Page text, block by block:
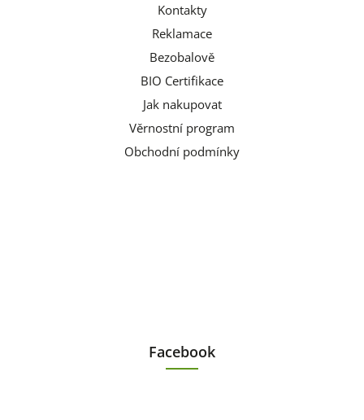
Kontakty
Reklamace
Bezobalově
BIO Certifikace
Jak nakupovat
Věrnostní program
Obchodní podmínky
Facebook